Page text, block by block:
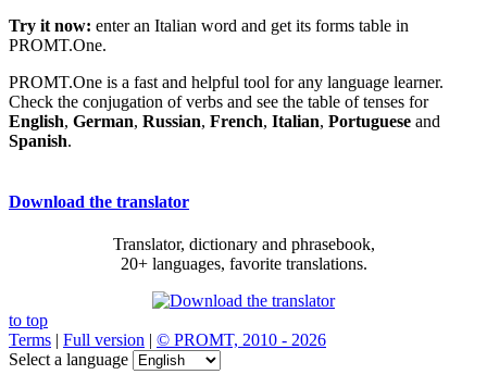
Try it now: enter an Italian word and get its forms table in
PROMT.One.
PROMT.One is a fast and helpful tool for any language learner.
Check the conjugation of verbs and see the table of tenses for
English, German, Russian, French, Italian, Portuguese and
Spanish.
Download the translator
Translator, dictionary and phrasebook,
20+ languages, favorite translations.
to top
Terms | Full version | © PROMT, 2010 - 2026
Select a language